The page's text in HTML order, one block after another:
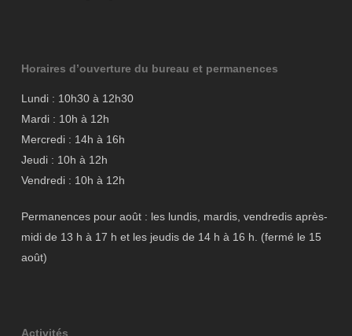
Horaires d’ouverture du bureau et permanences
Lundi : 10h30 à 12h30
Mardi : 10h à 12h
Mercredi : 14h à 16h
Jeudi : 10h à 12h
Vendredi : 10h à 12h
Permanences pour août : les lundis, mardis, vendredis après-
midi de 13 h à 17 h et les jeudis de 14 h à 16 h. (fermé le 15
août)
Activités